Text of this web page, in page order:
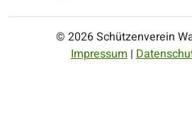
© 2026 Schützenverein
Impressum|